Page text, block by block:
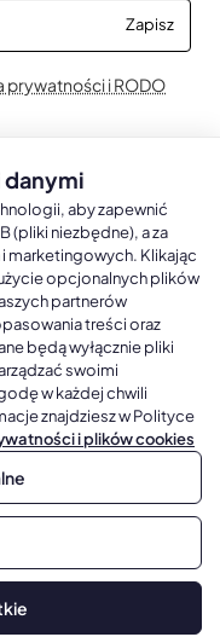
Zapisz
prywatności i RODO
Ścienne
trójdzielne
Kalendarze jednodzielne
Kalendarze czterodzielne
Kalendarze Wieloplanszowe
Kalendarze Wielopanszowe, Plakatowe
Reserved, Platforma
danymi
aby zapewnić
(pliki niezbędne), a za
marketingowych. Klikając
opcjonalnych plików
partnerów
treści oraz
będą wyłącznie pliki
swoimi
w każdej chwili
znajdziesz w Polityce
i plików cookies